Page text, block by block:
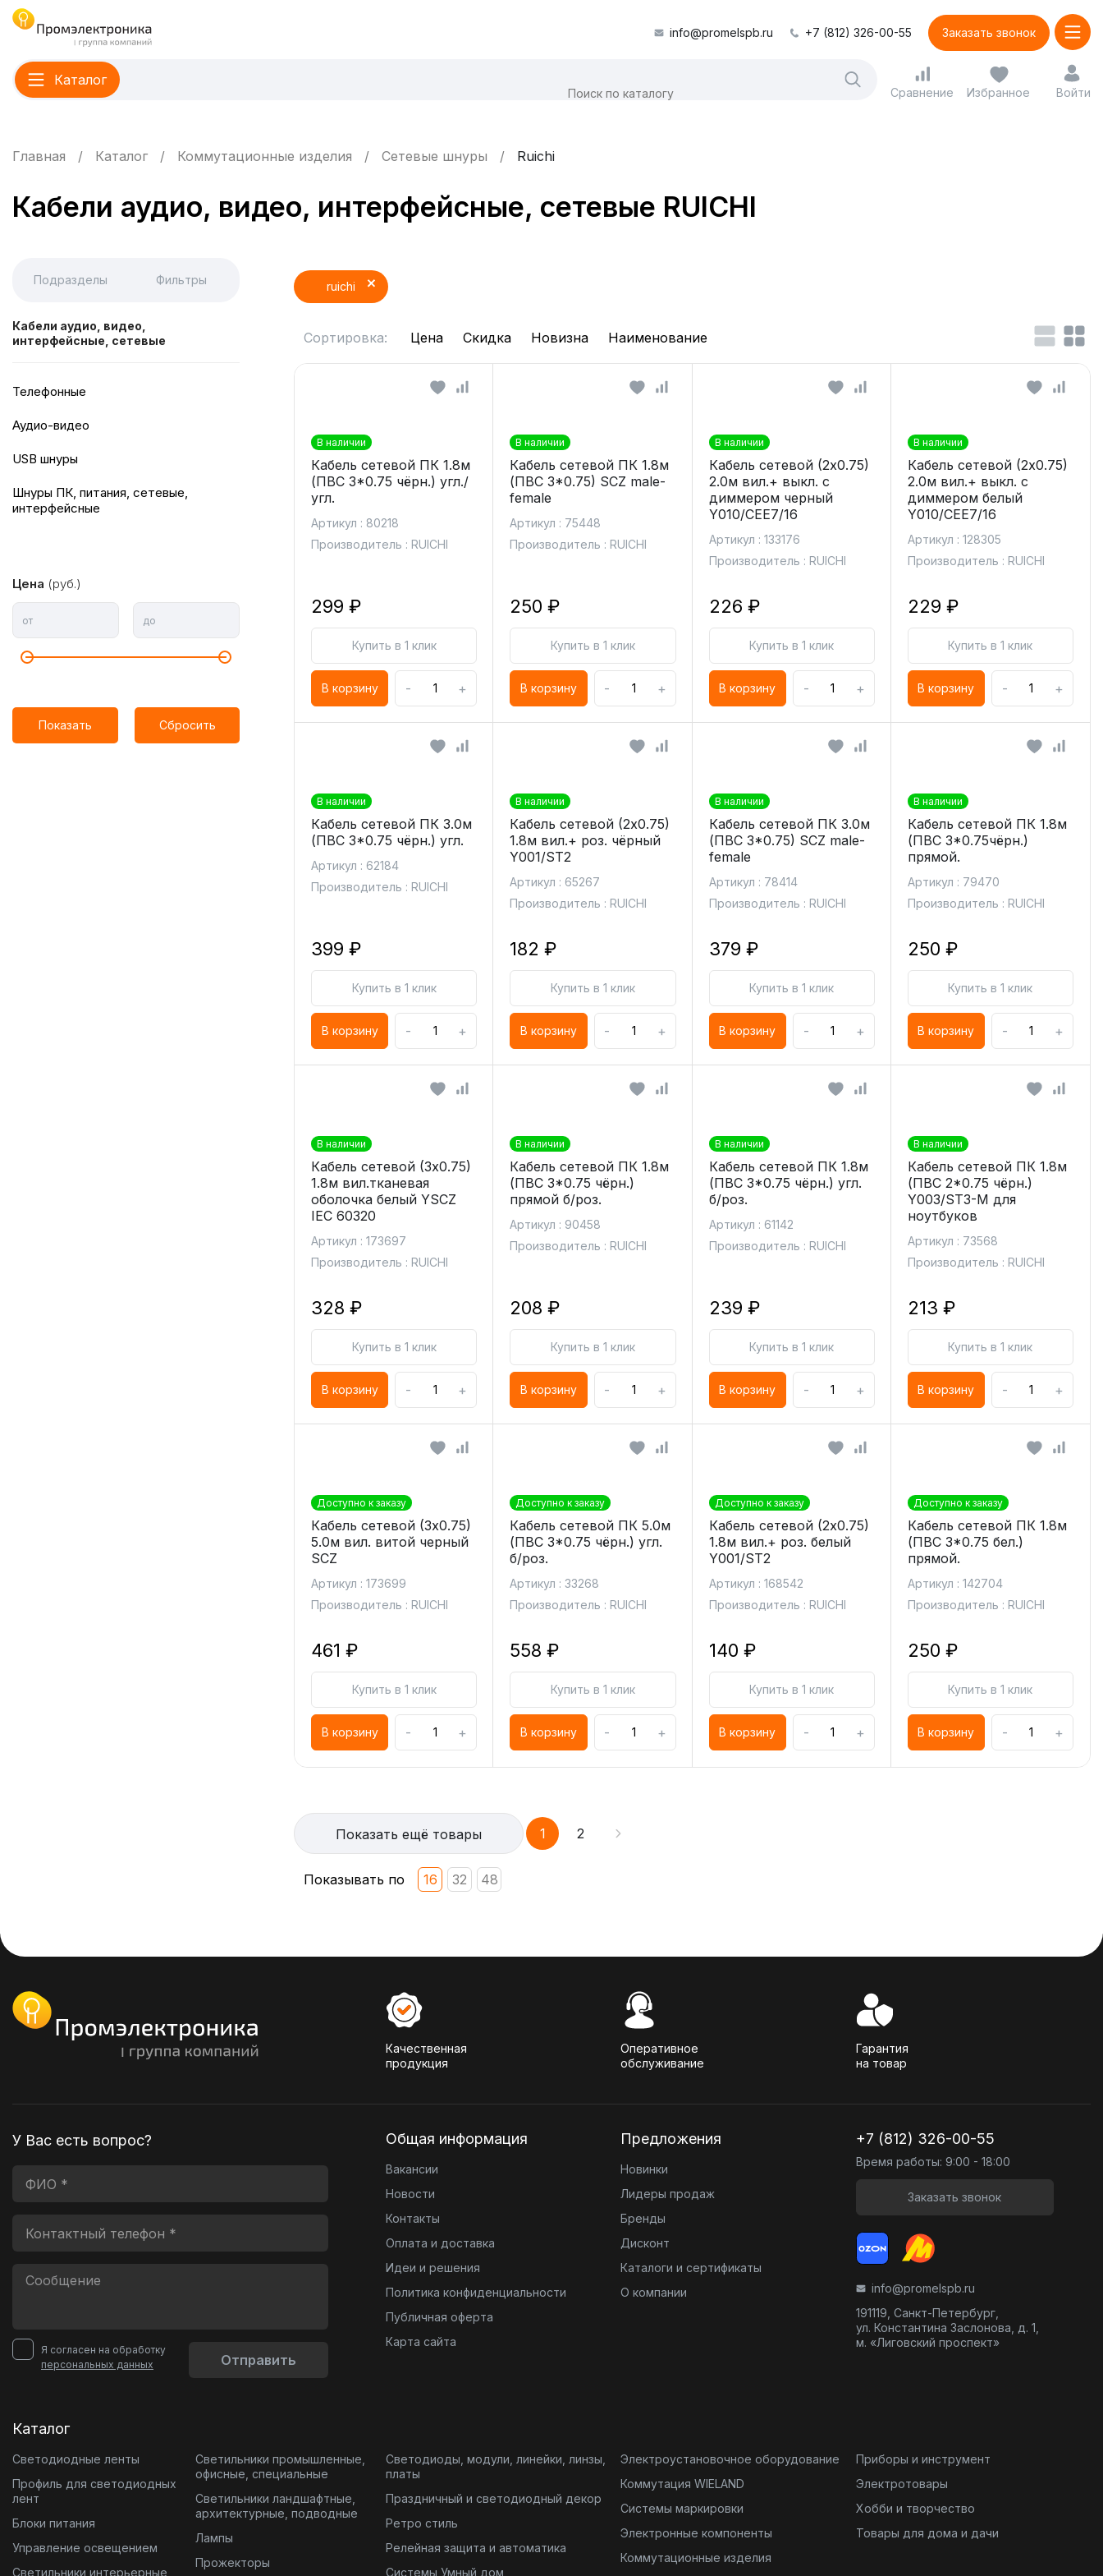
info@promelspb.ru +7 (812) 326-00-55 Заказать звонок
Каталог
Сравнение Избранное Войти
Главная Каталог Коммутационные изделия Сетевые шнуры Ruichi
Кабели аудио, видео, интерфейсные, сетевые RUICHI
Подразделы Фильтры
Кабели аудио, видео,
интерфейсные, сетевые
Телефонные
Аудио-видео
USB шнуры
Шнуры ПК, питания, сетевые,
интерфейсные
Цена (руб.)
от до
Показать Сбросить
ruichi
Сортировка: Цена Скидка Новизна Наименование
В наличии
Кабель сетевой ПК 1.8м
(ПВС 3*0.75 чёрн.) угл./
угл.
Артикул : 80218
Производитель : RUICHI
299 ₽
Купить в 1 клик
В корзину - +
В наличии
Кабель сетевой ПК 1.8м
(ПВС 3*0.75) SCZ male-
female
Артикул : 75448
Производитель : RUICHI
250 ₽
Купить в 1 клик
В корзину - +
В наличии
Кабель сетевой (2х0.75)
2.0м вил.+ выкл. с
диммером черный
Y010/CEE7/16
Артикул : 133176
Производитель : RUICHI
226 ₽
Купить в 1 клик
В корзину - +
В наличии
Кабель сетевой (2х0.75)
2.0м вил.+ выкл. с
диммером белый
Y010/CEE7/16
Артикул : 128305
Производитель : RUICHI
229 ₽
Купить в 1 клик
В корзину - +
В наличии
Кабель сетевой ПК 3.0м
(ПВС 3*0.75 чёрн.) угл.
Артикул : 62184
Производитель : RUICHI
399 ₽
Купить в 1 клик
В корзину - +
В наличии
Кабель сетевой (2х0.75)
1.8м вил.+ роз. чёрный
Y001/ST2
Артикул : 65267
Производитель : RUICHI
182 ₽
Купить в 1 клик
В корзину - +
В наличии
Кабель сетевой ПК 3.0м
(ПВС 3*0.75) SCZ male-
female
Артикул : 78414
Производитель : RUICHI
379 ₽
Купить в 1 клик
В корзину - +
В наличии
Кабель сетевой ПК 1.8м
(ПВС 3*0.75чёрн.)
прямой.
Артикул : 79470
Производитель : RUICHI
250 ₽
Купить в 1 клик
В корзину - +
В наличии
Кабель сетевой (3х0.75)
1.8м вил.тканевая
оболочка белый YSCZ
IEC 60320
Артикул : 173697
Производитель : RUICHI
328 ₽
Купить в 1 клик
В корзину - +
В наличии
Кабель сетевой ПК 1.8м
(ПВС 3*0.75 чёрн.)
прямой б/роз.
Артикул : 90458
Производитель : RUICHI
208 ₽
Купить в 1 клик
В корзину - +
В наличии
Кабель сетевой ПК 1.8м
(ПВС 3*0.75 чёрн.) угл.
б/роз.
Артикул : 61142
Производитель : RUICHI
239 ₽
Купить в 1 клик
В корзину - +
В наличии
Кабель сетевой ПК 1.8м
(ПВС 2*0.75 чёрн.)
Y003/ST3-M для
ноутбуков
Артикул : 73568
Производитель : RUICHI
213 ₽
Купить в 1 клик
В корзину - +
Доступно к заказу
Кабель сетевой (3х0.75)
5.0м вил. витой черный
SCZ
Артикул : 173699
Производитель : RUICHI
461 ₽
Купить в 1 клик
В корзину - +
Доступно к заказу
Кабель сетевой ПК 5.0м
(ПВС 3*0.75 чёрн.) угл.
б/роз.
Артикул : 33268
Производитель : RUICHI
558 ₽
Купить в 1 клик
В корзину - +
Доступно к заказу
Кабель сетевой (2х0.75)
1.8м вил.+ роз. белый
Y001/ST2
Артикул : 168542
Производитель : RUICHI
140 ₽
Купить в 1 клик
В корзину - +
Доступно к заказу
Кабель сетевой ПК 1.8м
(ПВС 3*0.75 бел.)
прямой.
Артикул : 142704
Производитель : RUICHI
250 ₽
Купить в 1 клик
В корзину - +
Показать ещё товары 1 2
Показывать по 16 32 48
Качественная
продукция
Оперативное
обслуживание
Гарантия
на товар
У Вас есть вопрос?
Я согласен на обработку
персональных данных
Отправить
Общая информация
Вакансии
Новости
Контакты
Оплата и доставка
Идеи и решения
Политика конфиденциальности
Публичная оферта
Карта сайта
Предложения
Новинки
Лидеры продаж
Бренды
Дисконт
Каталоги и сертификаты
О компании
+7 (812) 326-00-55
Время работы: 9:00 - 18:00
Заказать звонок
info@promelspb.ru
191119, Санкт-Петербург,
ул. Константина Заслонова, д. 1,
м. «Лиговский проспект»
Каталог
Светодиодные ленты
Профиль для светодиодных
лент
Блоки питания
Управление освещением
Светильники интерьерные
Светильники промышленные,
офисные, специальные
Светильники ландшафтные,
архитектурные, подводные
Лампы
Прожекторы
Светодиоды, модули, линейки, линзы,
платы
Праздничный и светодиодный декор
Ретро стиль
Релейная защита и автоматика
Системы Умный дом
Электроустановочное оборудование
Коммутация WIELAND
Системы маркировки
Электронные компоненты
Коммутационные изделия
Приборы и инструмент
Электротовары
Хобби и творчество
Товары для дома и дачи